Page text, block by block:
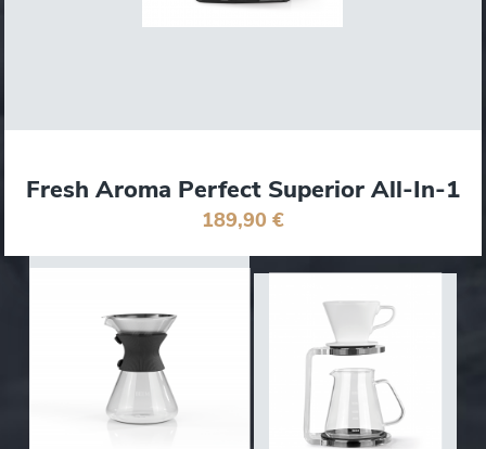
Fresh Aroma Perfect Superior All-In-1
189,90 €